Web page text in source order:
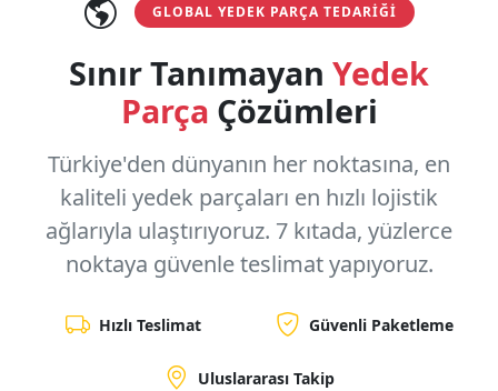
GLOBAL YEDEK PARÇA TEDARIĞI
Sınır Tanımayan Yedek
Parça Çözümleri
Türkiye'den dünyanın her noktasına, en
kaliteli yedek parçaları en hızlı lojistik
ağlarıyla ulaştırıyoruz. 7 kıtada, yüzlerce
noktaya güvenle teslimat yapıyoruz.
Hızlı Teslimat Güvenli Paketleme
Uluslararası Takip